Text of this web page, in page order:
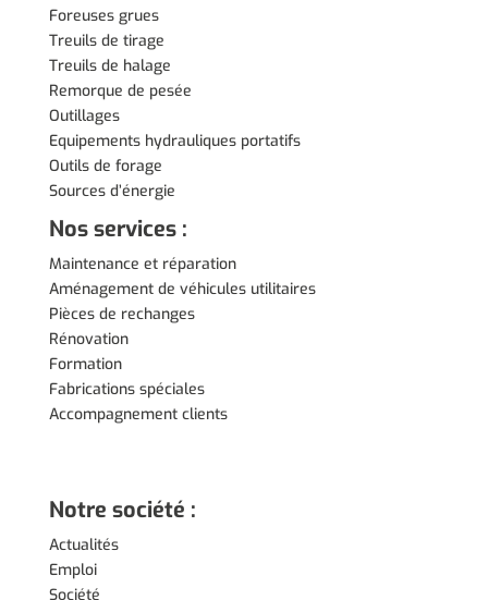
Foreuses grues
Treuils de tirage
Treuils de halage
Remorque de pesée
Outillages
Equipements hydrauliques portatifs
Outils de forage
Sources d’énergie
Nos services :
Maintenance et réparation
Aménagement de véhicules utilitaires
Pièces de rechanges
Rénovation
Formation
Fabrications spéciales
Accompagnement clients
Notre société :
Actualités
Emploi
Société